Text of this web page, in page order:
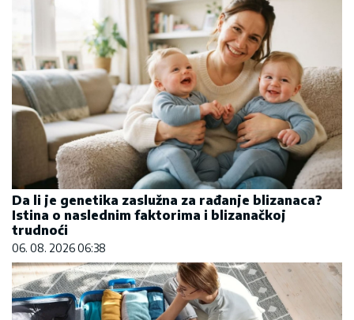
Da li je genetika zaslužna za rađanje blizanaca?
Istina o naslednim faktorima i blizanačkoj
trudnoći
06. 08. 2026 06:38